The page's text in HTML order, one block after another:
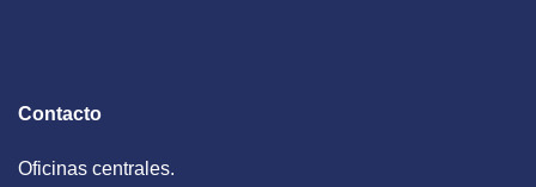
Contacto
Oficinas centrales.